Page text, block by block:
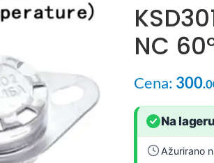
NC
Cena: 300
Na
Ažurirano